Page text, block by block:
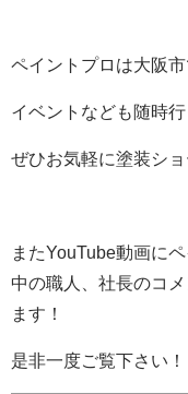
ペイントプロは大阪
イベントなども随時行
ぜひお気軽に塗装シ
またYouTube動画に
中の職人、社長のコ
ます！
是非一度ご覧下さい！